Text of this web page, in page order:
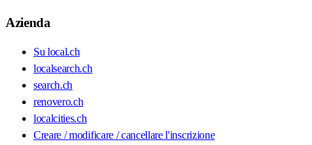
Azienda
Su local.ch
localsearch.ch
search.ch
renovero.ch
localcities.ch
Creare / modificare / cancellare l'inscrizione